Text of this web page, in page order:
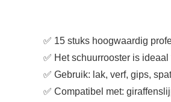
✅ 15 stuks hoogwaardig
✅ Het schuurrooster is
✅ Gebruik: lak, verf, gips,
✅ Compatibel met: